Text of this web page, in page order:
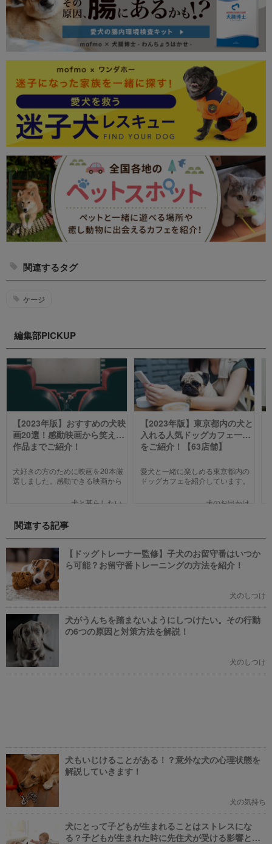
関連するタグ
ケージ
編集部PICKUP
【2023年版】おすすめの犬映
画20選！感動映画から笑える
作品までご紹介！
犬好きの方のために映画を20本厳
選しました。感動できる映画から
で、犬の名作映画を邦画7本,洋画7
ぞれの映画の魅力やあらすじを短
い文章で簡潔に紹介しています。
映画選びの参考にしていただけれ
ばと思います。
犬と暮らしたい
【2023年版】東京都内の犬と
入れる人気ドッグカフェ一覧
をご紹介！【63店舗】
愛犬と一緒に楽しめる東京都内の
ドッグカフェを紹介しています。
のついでに立ち寄るのにピッタリ
ましょう！
犬のお出かけ
関連する記事
【ドッグトレーナー監修】子犬のお留守番はいつか
ら可能？お留守番トレーニングの方法を紹介！
犬のしつけ
犬がうんちを踏まないようにしつけたい。その行動
の6つの原因と対策方法を解説！
犬のしつけ
犬もいじけることがある！？意外な犬の心理状態を
解説していきます！
犬の気持ち
犬にとって子どもが生まれることはストレスにな
る？子どもが生まれた時に先住犬が受ける影響と